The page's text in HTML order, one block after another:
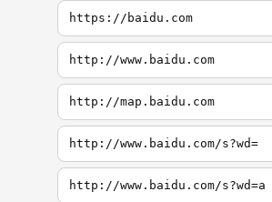
https://baidu.com
http://www.baidu.com
http://map.baidu.com
http://www.baidu.com/s?wd=
http://www.baidu.com/s?wd=a